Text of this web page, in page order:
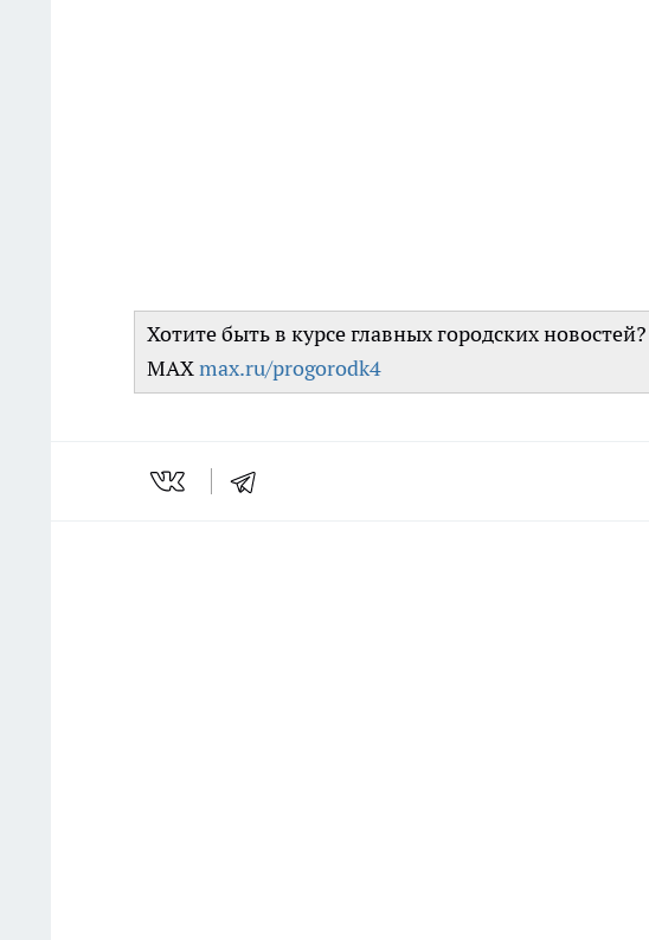
Хотите быть в курсе главных городских
MAXmax.ru/progorodk4